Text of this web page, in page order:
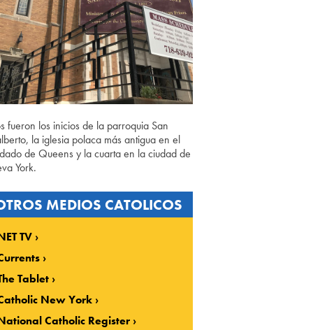
fueron los inicios de la parroquia San
la iglesia polaca más antigua en el
de Queens y la cuarta en la ciudad de
York.
MEDIOS CATOLICOS
TV
Tablet
New York
Catholic Register